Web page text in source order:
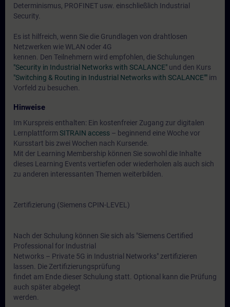
Determinismus, PROFINET usw. einschließlich Industrial
Security.
Es ist hilfreich, wenn Sie die Grundlagen von drahtlosen
Netzwerken wie WLAN oder 4G
kennen. Den Teilnehmern wird empfohlen, die Schulungen
"Security in Industrial Networks with SCALANCE" und den Kurs
"Switching & Routing in Industrial Networks with SCALANCE"" im
Vorfeld zu besuchen.
Hinweise
Im Kurspreis enthalten: Ein kostenfreier Zugang zur digitalen
Lernplattform SITRAIN access – beginnend eine Woche vor
Kursstart bis zwei Wochen nach Kursende.
Mit der Learning Membership können Sie sowohl die Inhalte
dieses Learning Events vertiefen oder wiederholen als auch sich
zu anderen interessanten Themen weiterbilden.
Zertifizierung (Siemens CPIN-LEVEL)
Nach der Schulung können Sie sich als "Siemens Certified
Professional for Industrial
Networks – Private 5G in Industrial Networks" zertifizieren
lassen. Die Zertifizierungsprüfung
findet am Ende dieser Schulung statt. Optional kann die Prüfung
auch später abgelegt
werden.